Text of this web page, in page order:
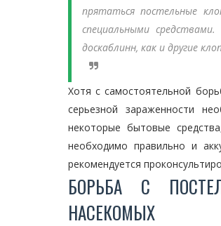
прятаться постельные
специальными
доскаблинн, как и другие
Хотя с самостоятельной
серьезной зараженности
некоторые бытовые
необходимо правильно и
рекомендуется
БОРЬБА С
НАСЕКОМЫХ